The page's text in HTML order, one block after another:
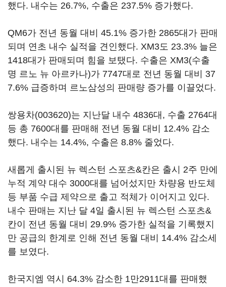
했다. 내수는 26.7%, 수출은 237.5% 증가했다.
QM6가 전년 동월 대비 45.1% 증가한 2865대가 판매
되며 연초 내수 실적을 견인했다. XM3도 23.3% 늘은
1418대가 판매되며 힘을 보탰다. 수출은 XM3(수출
명 르노 뉴 아르카나)가 7747대로 전년 동월 대비 37
7.6% 급증하며 르노삼성의 판매량 증가를 이끌었다.
쌍용차(003620)는 지난달 내수 4836대, 수출 2764대
등 총 7600대를 판매해 전년 동월 대비 12.4% 감소
했다. 내수는 14.4%, 수출은 8.8% 줄었다.
새롭게 출시된 뉴 렉스턴 스포츠&칸은 출시 2주 만에
누적 계약 대수 3000대를 넘어섰지만 차량용 반도체
등 부품 수급 제약으로 출고 적체가 이어지고 있다.
내수 판매는 지난 달 4일 출시된 뉴 렉스턴 스포츠&
칸이 전년 동월 대비 29.9% 증가한 실적을 기록했지
만 공급의 한계로 인해 전년 동월 대비 14.4% 감소세
를 보였다.
한국지엠 역시 64.3% 감소한 1만2911대를 판매했